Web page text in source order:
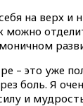
на верх и
можно
– это уже
боль. Я
и